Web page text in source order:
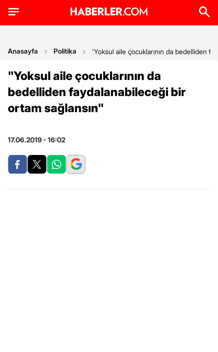
Anasayfa Politika 'Yoksul aile çocuklarının da bedelliden
"Yoksul aile çocuklarının da
bedelliden faydalanabileceği bir
ortam sağlansın"
17.06.2019 - 16:02